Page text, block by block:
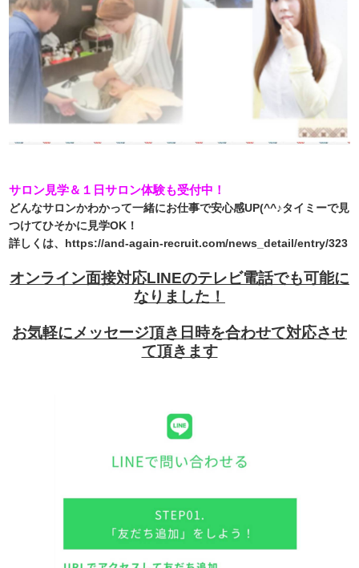
サロン見学＆１日サロン体験も受付中！
どんなサロンかわかって一緒にお仕事で安心感UP(^^♪タイミーで見
つけてひそかに見学OK！
詳しくは、https://and-again-recruit.com/news_detail/entry/323
オンライン面接対応LINEのテレビ電話でも可能に
なりました！
お気軽にメッセージ頂き日時を合わせて対応させ
て頂きます